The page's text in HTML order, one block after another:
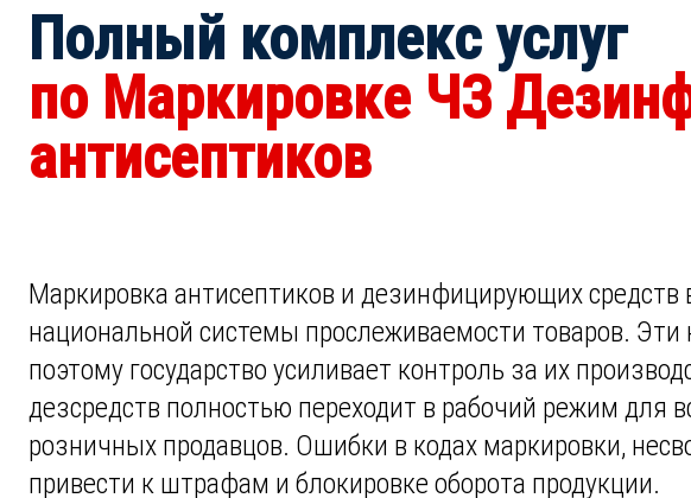
Полный комплексуслуг
по Маркировке ЧЗ
антисептиков
Маркировка антисептиков и дезинфицирующих
национальной системы прослеживаемости товаров.
поэтому государство усиливает контроль за их
дезсредств полностью переходит в рабочий режим для
розничных продавцов. Ошибки в кодах маркировки,
привести к штрафам и блокировке оборота продукции.